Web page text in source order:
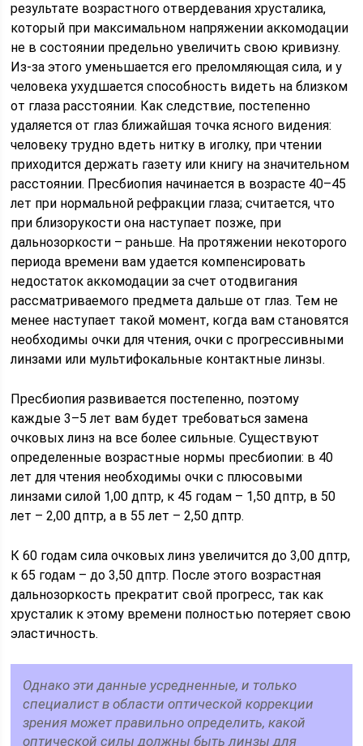
результате возрастного отвердевания хрусталика,
который при максимальном напряжении аккомодации
не в состоянии предельно увеличить свою кривизну.
Из-за этого уменьшается его преломляющая сила, и у
человека ухудшается способность видеть на близком
от глаза расстоянии. Как следствие, постепенно
удаляется от глаз ближайшая точка ясного видения:
человеку трудно вдеть нитку в иголку, при чтении
приходится держать газету или книгу на значительном
расстоянии. Пресбиопия начинается в возрасте 40–45
лет при нормальной рефракции глаза; считается, что
при близорукости она наступает позже, при
дальнозоркости – раньше. На протяжении некоторого
периода времени вам удается компенсировать
недостаток аккомодации за счет отодвигания
рассматриваемого предмета дальше от глаз. Тем не
менее наступает такой момент, когда вам становятся
необходимы очки для чтения, очки с прогрессивными
линзами или мультифокальные контактные линзы.
Пресбиопия развивается постепенно, поэтому
каждые 3–5 лет вам будет требоваться замена
очковых линз на все более сильные. Существуют
определенные возрастные нормы пресбиопии: в 40
лет для чтения необходимы очки с плюсовыми
линзами силой 1,00 дптр, к 45 годам – 1,50 дптр, в 50
лет – 2,00 дптр, а в 55 лет – 2,50 дптр.
К 60 годам сила очковых линз увеличится до 3,00 дптр,
к 65 годам – до 3,50 дптр. После этого возрастная
дальнозоркость прекратит свой прогресс, так как
хрусталик к этому времени полностью потеряет свою
эластичность.
Однако эти данные усредненные, и только
специалист в области оптической коррекции
зрения может правильно определить, какой
оптической силы должны быть линзы для